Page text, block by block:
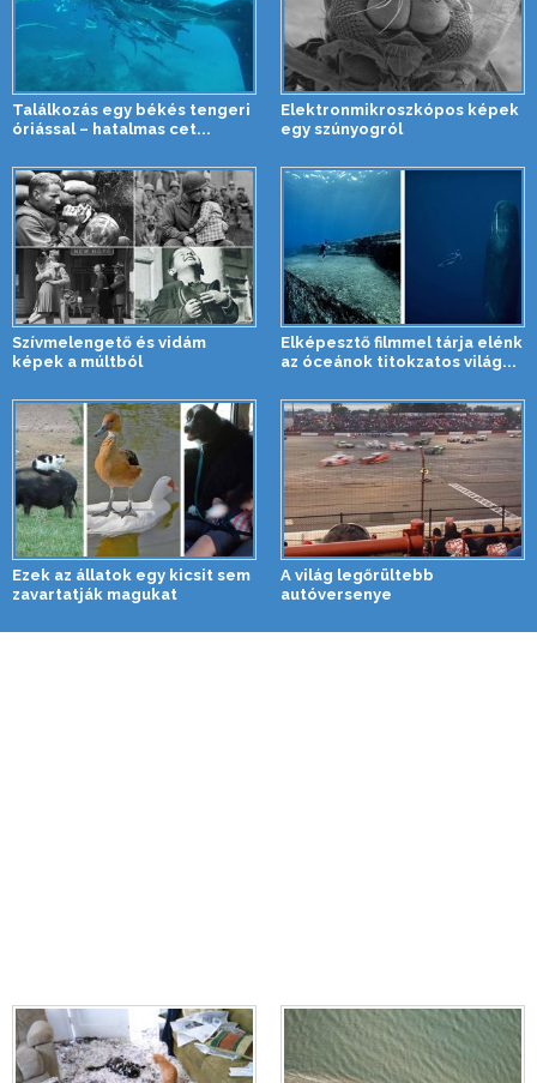
Találkozás egy békés tengeri
óriással – hatalmas cet...
Elektronmikroszkópos képek
egy szúnyogról
Szívmelengető és vidám
képek a múltból
Elképesztő filmmel tárja elénk
az óceánok titokzatos világ...
Ezek az állatok egy kicsit sem
zavartatják magukat
A világ legőrültebb
autóversenye